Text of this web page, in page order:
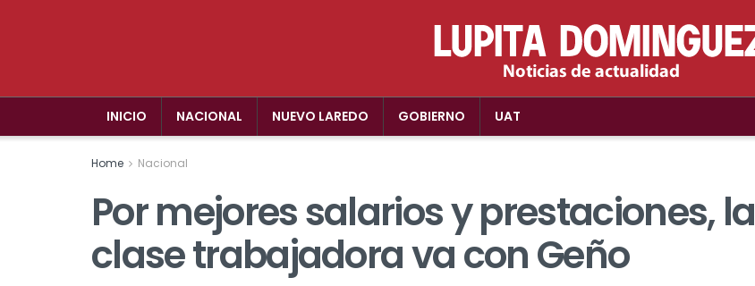
INICIO NACIONAL NUEVO LAREDO GOBIERNO UAT
Home Nacional
Por mejores salarios y prestaciones, la
clase trabajadora va con Geño